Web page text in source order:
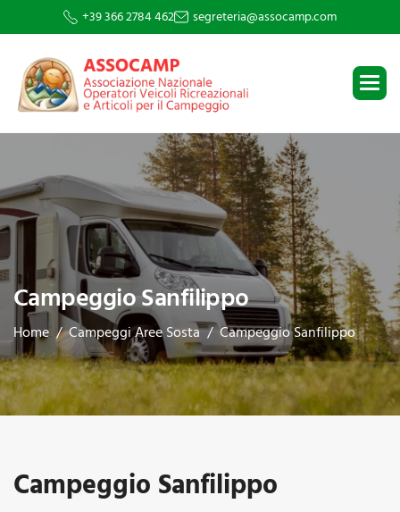
+39 366 2784 462 segreteria@assocamp.com
Campeggio Sanfilippo
Home Campeggi Aree Sosta Campeggio Sanfilippo
Campeggio Sanfilippo